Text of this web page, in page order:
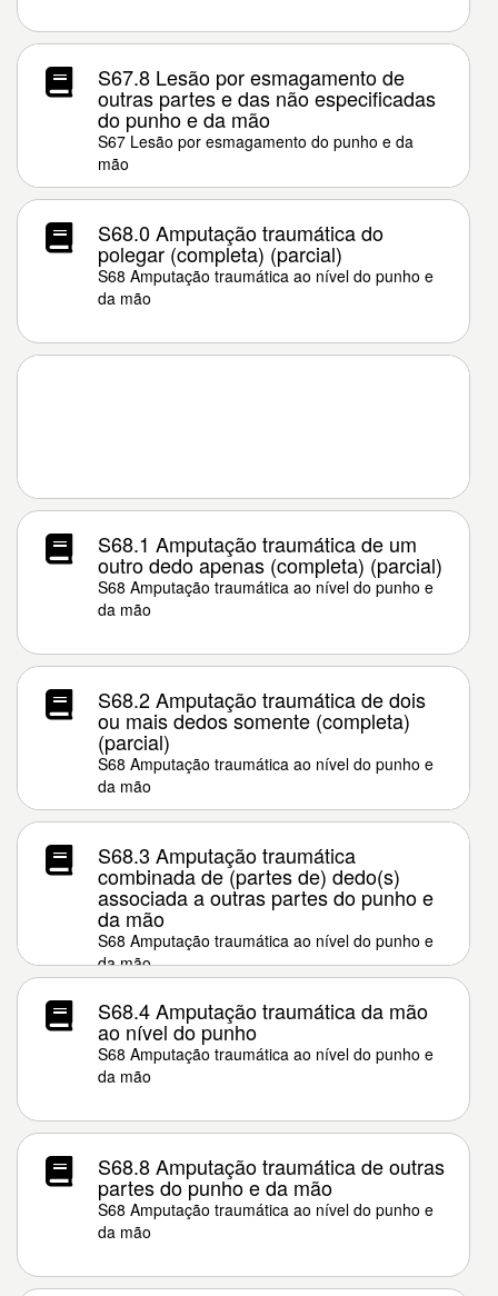
S67.8 Lesão por esmagamento de
outras partes e das não especificadas
do punho e da mão
S67 Lesão por esmagamento do punho e da
mão
S68.0 Amputação traumática do
polegar (completa) (parcial)
S68 Amputação traumática ao nível do punho e
da mão
S68.1 Amputação traumática de um
outro dedo apenas (completa) (parcial)
S68 Amputação traumática ao nível do punho e
da mão
S68.2 Amputação traumática de dois
ou mais dedos somente (completa)
(parcial)
S68 Amputação traumática ao nível do punho e
da mão
S68.3 Amputação traumática
combinada de (partes de) dedo(s)
associada a outras partes do punho e
da mão
S68 Amputação traumática ao nível do punho e
da mão
S68.4 Amputação traumática da mão
ao nível do punho
S68 Amputação traumática ao nível do punho e
da mão
S68.8 Amputação traumática de outras
partes do punho e da mão
S68 Amputação traumática ao nível do punho e
da mão